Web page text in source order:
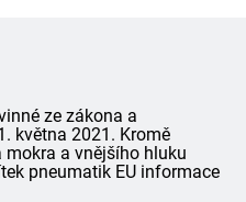
ze zákona a
května 2021. Kromě
a vnějšího hluku
pneumatik EU informace